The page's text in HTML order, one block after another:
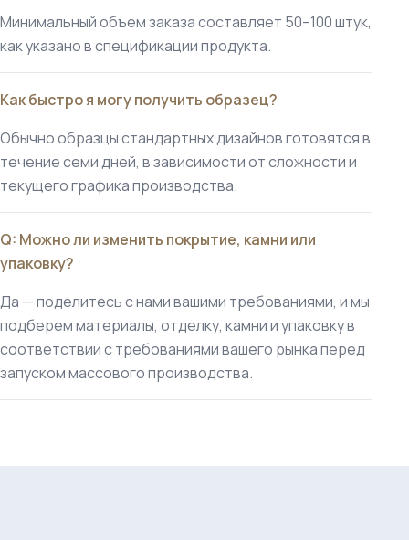
Минимальный объем заказа составляет 50–100 штук,
как указано в спецификации продукта.
Как быстро я могу получить образец?
Обычно образцы стандартных дизайнов готовятся в
течение семи дней, в зависимости от сложности и
текущего графика производства.
Q: Можно ли изменить покрытие, камни или
упаковку?
Да — поделитесь с нами вашими требованиями, и мы
подберем материалы, отделку, камни и упаковку в
соответствии с требованиями вашего рынка перед
запуском массового производства.